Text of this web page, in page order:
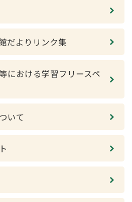
だよりリンク集
における学習フリースペ
いて